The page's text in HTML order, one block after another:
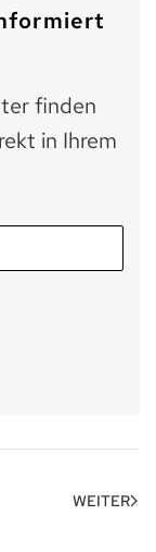
finden
in Ihrem
WEITER